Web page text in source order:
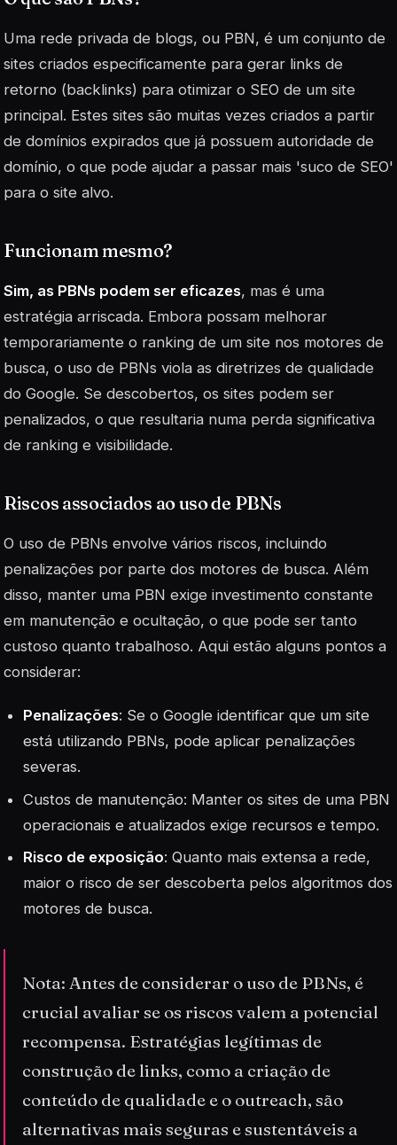
Uma rede privada de blogs, ou PBN, é um conjunto de
sites criados especificamente para gerar links de
retorno (backlinks) para otimizar o SEO de um site
principal. Estes sites são muitas vezes criados a partir
de domínios expirados que já possuem autoridade de
domínio, o que pode ajudar a passar mais 'suco de SEO'
para o site alvo.
Funcionam mesmo?
Sim, as PBNs podem ser eficazes, mas é uma
estratégia arriscada. Embora possam melhorar
temporariamente o ranking de um site nos motores de
busca, o uso de PBNs viola as diretrizes de qualidade
do Google. Se descobertos, os sites podem ser
penalizados, o que resultaria numa perda significativa
de ranking e visibilidade.
Riscos associados ao uso de PBNs
O uso de PBNs envolve vários riscos, incluindo
penalizações por parte dos motores de busca. Além
disso, manter uma PBN exige investimento constante
em manutenção e ocultação, o que pode ser tanto
custoso quanto trabalhoso. Aqui estão alguns pontos a
considerar:
Penalizações: Se o Google identificar que um site
está utilizando PBNs, pode aplicar penalizações
severas.
Custos de manutenção: Manter os sites de uma PBN
operacionais e atualizados exige recursos e tempo.
Risco de exposição: Quanto mais extensa a rede,
maior o risco de ser descoberta pelos algoritmos dos
motores de busca.
Nota: Antes de considerar o uso de PBNs, é
crucial avaliar se os riscos valem a potencial
recompensa. Estratégias legítimas de
construção de links, como a criação de
conteúdo de qualidade e o outreach, são
alternativas mais seguras e sustentáveis a